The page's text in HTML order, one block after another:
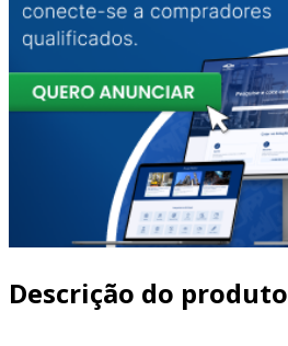
Descrição do produto